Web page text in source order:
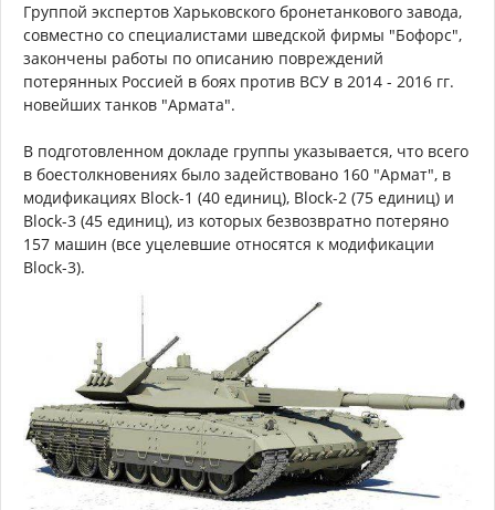
Группой экспертов Харьковского бронетанкового завода,
совместно со специалистами шведской фирмы "Бофорс",
закончены работы по описанию повреждений
потерянных Россией в боях против ВСУ в 2014 - 2016 гг.
новейших танков "Армата".
В подготовленном докладе группы указывается, что всего
в боестолкновениях было задействовано 160 "Армат", в
модификациях Block-1 (40 единиц), Block-2 (75 единиц) и
Block-3 (45 единиц), из которых безвозвратно потеряно
157 машин (все уцелевшие относятся к модификации
Block-3).